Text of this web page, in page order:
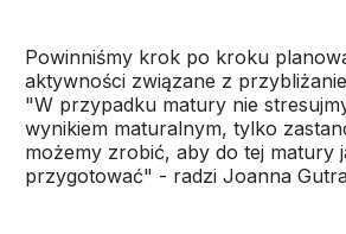
Powinniśmy krok po kroku
aktywności związane z
"W przypadku matury nie
wynikiem maturalnym, tylko
możemy zrobić, aby do tej matury
przygotować" - radzi Joanna